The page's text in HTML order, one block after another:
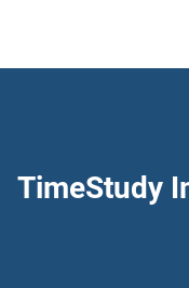
TimeStudy